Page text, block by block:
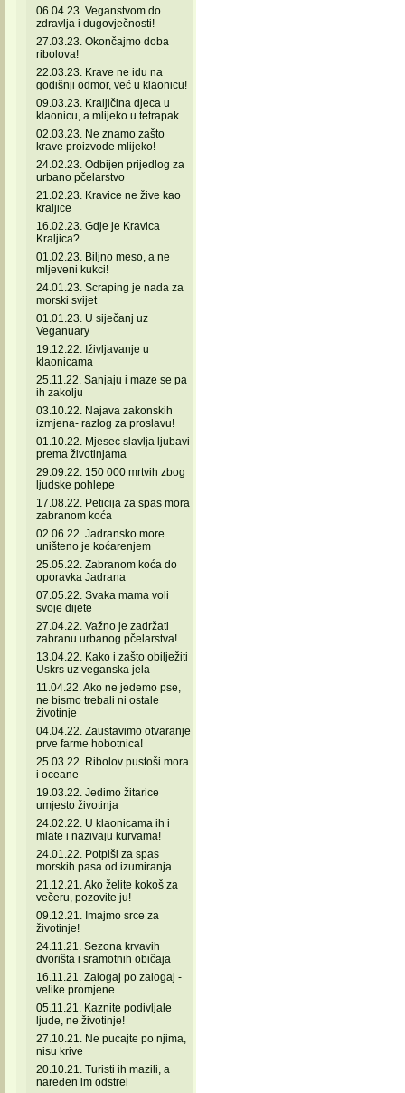
06.04.23. Veganstvom do
zdravlja i dugovječnosti!
27.03.23. Okončajmo doba
ribolova!
22.03.23. Krave ne idu na
godišnji odmor, već u klaonicu!
09.03.23. Kraljičina djeca u
klaonicu, a mlijeko u tetrapak
02.03.23. Ne znamo zašto
krave proizvode mlijeko!
24.02.23. Odbijen prijedlog za
urbano pčelarstvo
21.02.23. Kravice ne žive kao
kraljice
16.02.23. Gdje je Kravica
Kraljica?
01.02.23. Biljno meso, a ne
mljeveni kukci!
24.01.23. Scraping je nada za
morski svijet
01.01.23. U siječanj uz
Veganuary
19.12.22. Iživljavanje u
klaonicama
25.11.22. Sanjaju i maze se pa
ih zakolju
03.10.22. Najava zakonskih
izmjena- razlog za proslavu!
01.10.22. Mjesec slavlja ljubavi
prema životinjama
29.09.22. 150 000 mrtvih zbog
ljudske pohlepe
17.08.22. Peticija za spas mora
zabranom koća
02.06.22. Jadransko more
uništeno je koćarenjem
25.05.22. Zabranom koća do
oporavka Jadrana
07.05.22. Svaka mama voli
svoje dijete
27.04.22. Važno je zadržati
zabranu urbanog pčelarstva!
13.04.22. Kako i zašto obilježiti
Uskrs uz veganska jela
11.04.22. Ako ne jedemo pse,
ne bismo trebali ni ostale
životinje
04.04.22. Zaustavimo otvaranje
prve farme hobotnica!
25.03.22. Ribolov pustoši mora
i oceane
19.03.22. Jedimo žitarice
umjesto životinja
24.02.22. U klaonicama ih i
mlate i nazivaju kurvama!
24.01.22. Potpiši za spas
morskih pasa od izumiranja
21.12.21. Ako želite kokoš za
večeru, pozovite ju!
09.12.21. Imajmo srce za
životinje!
24.11.21. Sezona krvavih
dvorišta i sramotnih običaja
16.11.21. Zalogaj po zalogaj -
velike promjene
05.11.21. Kaznite podivljale
ljude, ne životinje!
27.10.21. Ne pucajte po njima,
nisu krive
20.10.21. Turisti ih mazili, a
naređen im odstrel